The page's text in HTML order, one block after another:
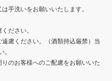
手洗いをお願いいたします。
ださい。
慮ください。（酒類持込厳禁）当
。
のお客様へのご配慮をお願いいた